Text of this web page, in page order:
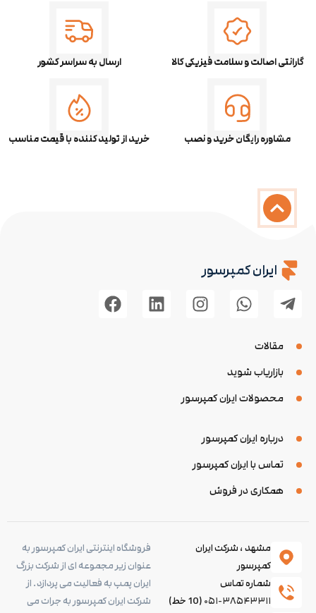
گارانتی اصالت و سلامت فیزیکی کالا ارسال به سراسر کشور
مشاوره رایگان خرید و نصب خرید از تولید کننده با قیمت مناسب
درباره ایران کمپرسور
تماس با ایران کمپرسور
همکاری در فروش
مقالات
بازاریاب شوید
محصولات ایران کمپرسور
ایران کمپرسور
فروشگاه اینترنتی ایران کمپرسور به
عنوان زیر مجموعه ای از شرکت بزرگ
ایران پمپ به فعالیت می پردازد. از
شرکت ایران کمپرسور به جرات می
مشهد ، شرکت ایران
کمپرسور
شماره تماس
۰۵۱-۳۸۵۴۳۳۱۱ (10 خط)